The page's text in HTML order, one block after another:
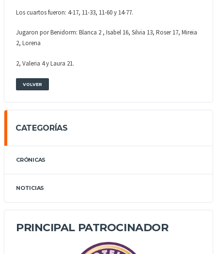
Los cuartos fueron: 4-17, 11-33, 11-60 y 14-77.
Jugaron por Benidorm: Blanca 2 , Isabel 16, Silvia 13, Roser 17, Mireia
2, Lorena
2, Valeria 4 y Laura 21.
VOLVER
CATEGORÍAS
CRÓNICAS
NOTICIAS
PRINCIPAL PATROCINADOR